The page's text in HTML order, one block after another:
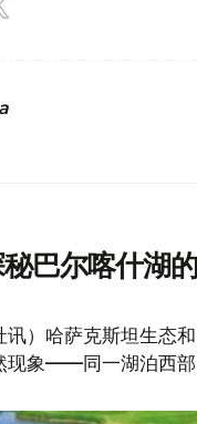
巴尔喀什湖
讯）哈萨克斯坦生态
现象——同一湖泊西部